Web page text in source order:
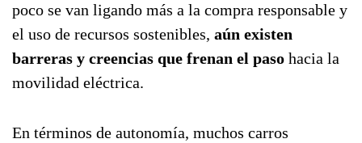
poco se van ligando más a la compra responsable y
el uso de recursos sostenibles, aún existen
barreras y creencias que frenan el paso hacia la
movilidad eléctrica.
En términos de autonomía, muchos carros